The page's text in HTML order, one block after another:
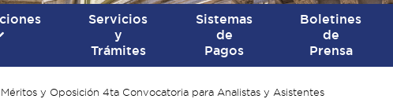
Servicios
y
Trámites
Sistemas
de
Pagos
Boletines
de
Prensa
y Oposición 4ta Convocatoria para Analistas y Asistentes